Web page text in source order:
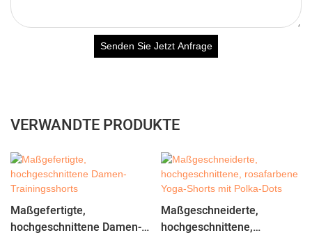
Senden Sie Jetzt Anfrage
VERWANDTE PRODUKTE
Maßgefertigte,
hochgeschnittene Damen-
Maßgeschneiderte,
hochgeschnittene,